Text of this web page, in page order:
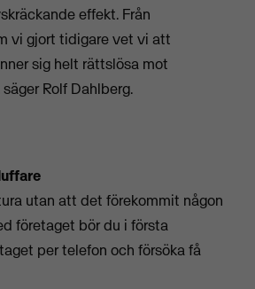
effekt. Från
vi gjort tidigare vet vi att
sig helt rättslösa mot
Rolf Dahlberg.
utan att det förekommit någon
företaget bör du i första
per telefon och försöka få